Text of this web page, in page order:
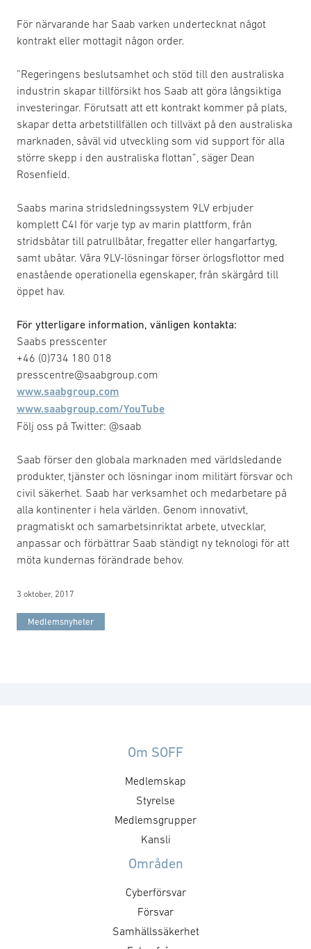
För närvarande har Saab varken undertecknat något
kontrakt eller mottagit någon order.
”Regeringens beslutsamhet och stöd till den australiska
industrin skapar tillförsikt hos Saab att göra långsiktiga
investeringar. Förutsatt att ett kontrakt kommer på plats,
skapar detta arbetstillfällen och tillväxt på den australiska
marknaden, såväl vid utveckling som vid support för alla
större skepp i den australiska flottan”, säger Dean
Rosenfield.
Saabs marina stridsledningssystem 9LV erbjuder
komplett C4I för varje typ av marin plattform, från
stridsbåtar till patrullbåtar, fregatter eller hangarfartyg,
samt ubåtar. Våra 9LV-lösningar förser örlogsflottor med
enastående operationella egenskaper, från skärgård till
öppet hav.
För ytterligare information, vänligen kontakta:
Saabs presscenter
+46 (0)734 180 018
presscentre@saabgroup.com
www.saabgroup.com
www.saabgroup.com/YouTube
Följ oss på Twitter: @saab
Saab förser den globala marknaden med världsledande
produkter, tjänster och lösningar inom militärt försvar och
civil säkerhet. Saab har verksamhet och medarbetare på
alla kontinenter i hela världen. Genom innovativt,
pragmatiskt och samarbetsinriktat arbete, utvecklar,
anpassar och förbättrar Saab ständigt ny teknologi för att
möta kundernas förändrade behov.
3 oktober, 2017
Medlemsnyheter
Om SOFF
Medlemskap
Styrelse
Medlemsgrupper
Kansli
Områden
Cyberförsvar
Försvar
Samhällssäkerhet